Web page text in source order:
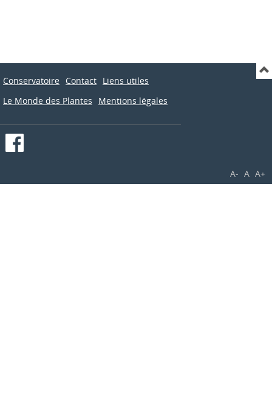
Conservatoire Contact Liens utiles
Le Monde des Plantes
Mentions légales
A- A A+